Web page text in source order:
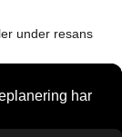
under resans
har